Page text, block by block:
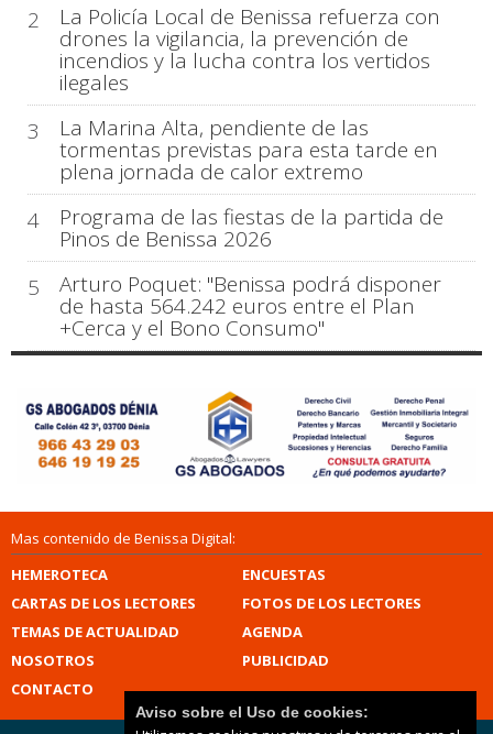
2
La Policía Local de Benissa refuerza con
drones la vigilancia, la prevención de
incendios y la lucha contra los vertidos
ilegales
3
La Marina Alta, pendiente de las
tormentas previstas para esta tarde en
plena jornada de calor extremo
4
Programa de las fiestas de la partida de
Pinos de Benissa 2026
5
Arturo Poquet: "Benissa podrá disponer
de hasta 564.242 euros entre el Plan
+Cerca y el Bono Consumo"
Mas contenido de Benissa Digital:
HEMEROTECA
ENCUESTAS
CARTAS DE LOS LECTORES
FOTOS DE LOS LECTORES
TEMAS DE ACTUALIDAD
AGENDA
NOSOTROS
PUBLICIDAD
CONTACTO
Aviso sobre el Uso de cookies: